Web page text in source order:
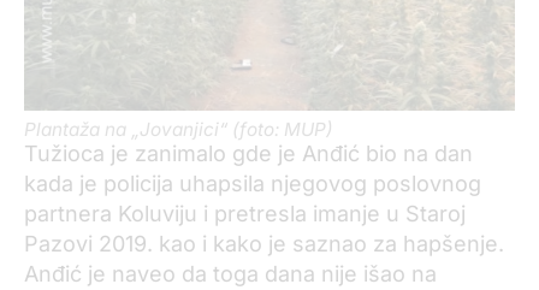
Plantaža na „Jovanjici“ (foto: MUP)
Tužioca je zanimalo gde je Anđić bio na dan
kada je policija uhapsila njegovog poslovnog
partnera Koluviju i pretresla imanje u Staroj
Pazovi 2019. kao i kako je saznao za hapšenje.
Anđić je naveo da toga dana nije išao na